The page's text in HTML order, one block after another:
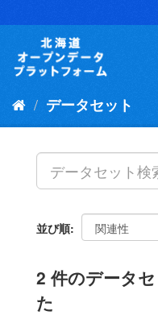
キ
データセット
並び順
2 件のデータ
た